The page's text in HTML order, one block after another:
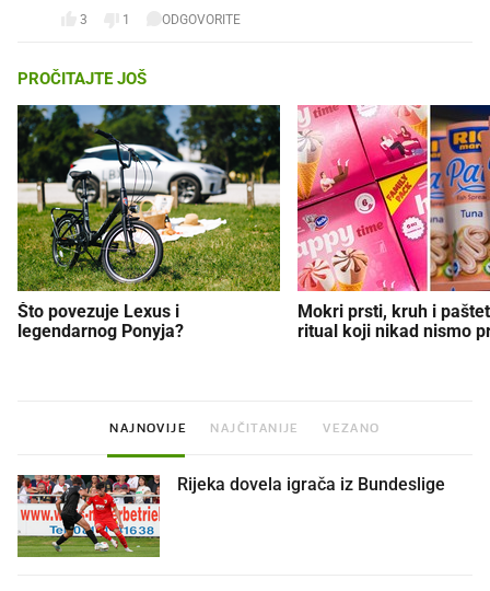
3 1 ODGOVORITE
PROČITAJTE JOŠ
Što povezuje Lexus i
legendarnog Ponyja?
Mokri prsti, kruh i
ritual koji nikad nismo
NAJNOVIJE NAJČITANIJE VEZANO
Rijeka dovela igrača iz Bundeslige